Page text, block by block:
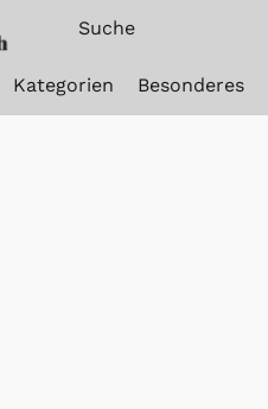
Kategorien Besonderes